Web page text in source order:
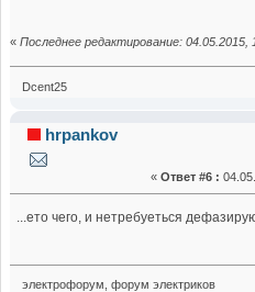
« Последнее редактирование: 04.05.2015,
Dcent25
hrpankov
« Ответ #6 :
...ето чего, и нетребуеться
электрофорум, форум электриков